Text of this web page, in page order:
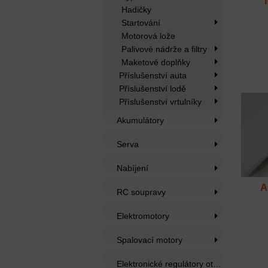
Hadičky
Startování
Motorová lože
Palivové nádrže a filtry
Maketové doplňky
Příslušenství auta
Příslušenství lodě
Příslušenství vrtulníky
Akumulátory
Serva
Nabíjení
RC soupravy
Elektromotory
Spalovací motory